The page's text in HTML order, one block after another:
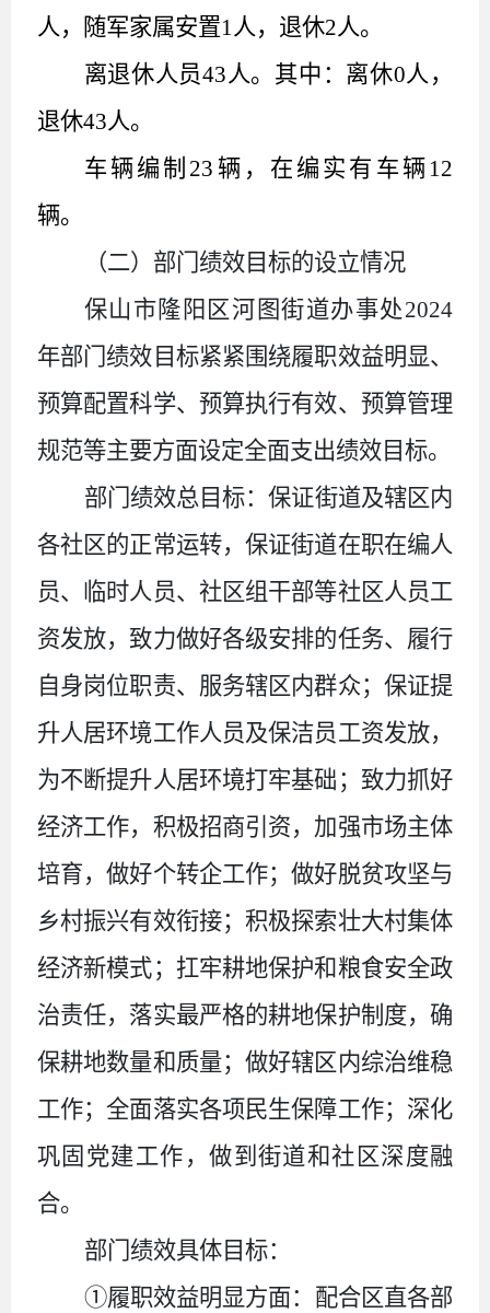
人，随军家属安置1 人， 退休2人。
离退休人员43 人。其中：离休0人，
退休43人。
车辆编制 23 辆，在编实有车辆 12
辆。
（二）部门绩效目标的设立情况
保山市隆阳区河图街道办事处2024
年部门绩效目标紧紧围绕履职效益明显、
预算配置科学、预算执行有效、预算管理
规范等主要方面设定全面支出绩效目标。
部门绩效总目标：保证街道及辖区内
各社区的正常运转，保证街道在职在编人
员、临时人员、社区组干部等社区人员工
资发放，致力做好各级安排的任务、履行
自身岗位职责、服务辖区内群众；保证提
升人居环境工作人员及保洁员工资发放，
为不断提升人居环境打牢基础；致力抓好
经济工作，积极招商引资，加强市场主体
培育，做好个转企工作；做好脱贫攻坚与
乡村振兴有效衔接；积极探索壮大村集体
经济新模式；扛牢耕地保护和粮食安全政
治责任，落实最严格的耕地保护制度，确
保耕地数量和质量；做好辖区内综治维稳
工作；全面落实各项民生保障工作；深化
巩固党建工作，做到街道和社区深度融
合。
部门绩效具体目标：
①履职效益明显方面：配合区直各部